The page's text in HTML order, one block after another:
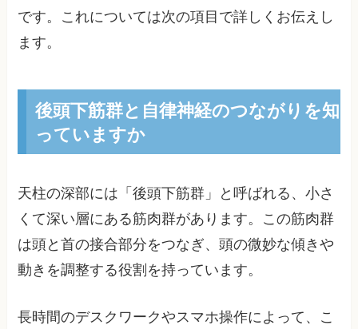
です。これについては次の項目で詳しくお伝えし
ます。
後頭下筋群と自律神経のつながりを知
っていますか
天柱の深部には「後頭下筋群」と呼ばれる、小さ
くて深い層にある筋肉群があります。この筋肉群
は頭と首の接合部分をつなぎ、頭の微妙な傾きや
動きを調整する役割を持っています。
長時間のデスクワークやスマホ操作によって、こ